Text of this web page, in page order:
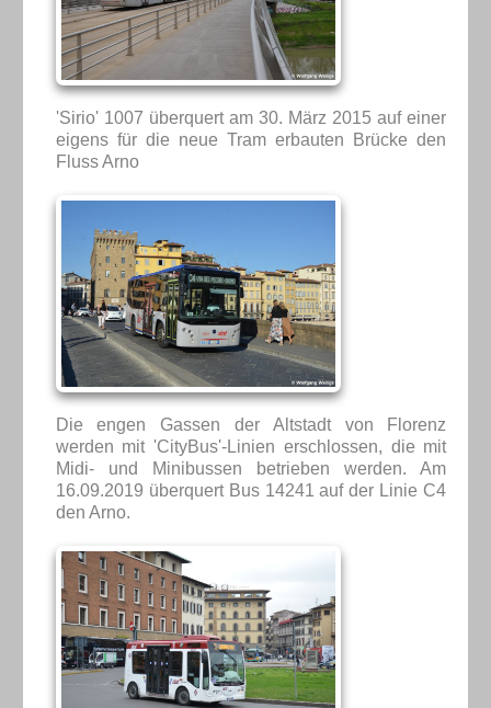
'Sirio' 1007 überquert am 30. März 2015 auf einer
eigens für die neue Tram erbauten Brücke den
Fluss Arno
Die engen Gassen der Altstadt von Florenz
werden mit 'CityBus'-Linien erschlossen, die mit
Midi- und Minibussen betrieben werden. Am
16.09.2019 überquert Bus 14241 auf der Linie C4
den Arno.